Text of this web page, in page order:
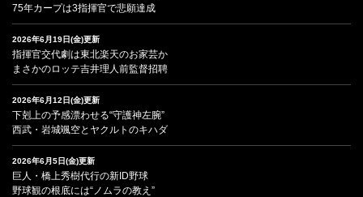
75年カープは3指揮官で悲願達成
2026年6月19日(金)更新
指揮官交代劇は東北楽天のお家芸か
まさかのロッテ吉井理人前監督招聘
2026年6月12日(金)更新
下剋上の予感漂わせる“守護神左腕”
西武・岩城颯空とヤクルトのキハダ
2026年6月5日(金)更新
巨人・橋上秀樹代行の新ID野球
野球観の根底には“ノムラの教え”